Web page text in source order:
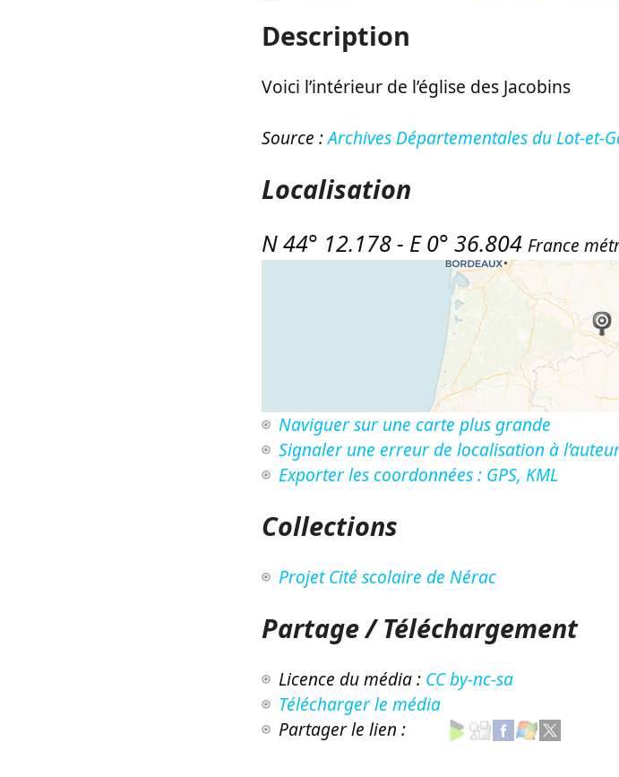
Description
Voici l’intérieur de l’église des Jacobins
Source :Archives Départementales du Lot-et-
Localisation
N 44° 12.178- E 0° 36.804 France
Naviguer sur une carte plus grande
Signaler une erreur de localisation à
Exporter les coordonnées : GPS, KML
Collections
Projet Cité scolaire de Nérac
Partage / Téléchargement
Licence du média : CC by-nc-sa
Télécharger le média
Partager le lien :